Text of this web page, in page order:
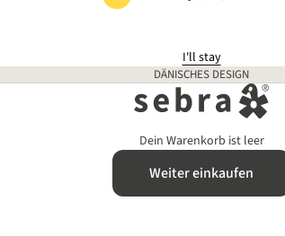
I'll stay
DÄNISCHES DESIGN
sebra-interior.de
Dein Warenkorb ist leer
Weiter einkaufen